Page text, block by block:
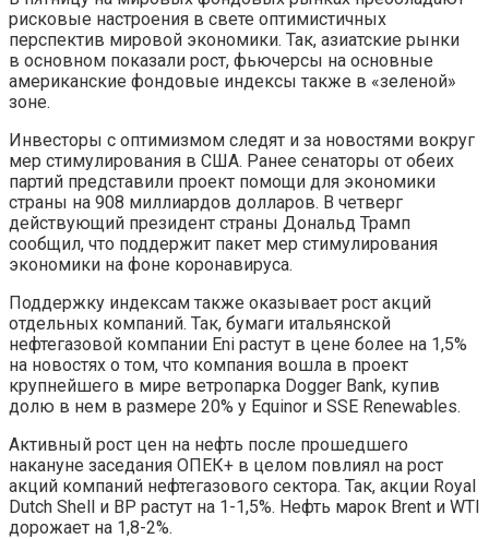
рисковые настроения в свете оптимистичных
перспектив мировой экономики. Так, азиатские рынки
в основном показали рост, фьючерсы на основные
американские фондовые индексы также в «зеленой»
зоне.
Инвесторы с оптимизмом следят и за новостями вокруг
мер стимулирования в США. Ранее сенаторы от обеих
партий представили проект помощи для экономики
страны на 908 миллиардов долларов. В четверг
действующий президент страны Дональд Трамп
сообщил, что поддержит пакет мер стимулирования
экономики на фоне коронавируса.
Поддержку индексам также оказывает рост акций
отдельных компаний. Так, бумаги итальянской
нефтегазовой компании Eni растут в цене более на 1,5%
на новостях о том, что компания вошла в проект
крупнейшего в мире ветропарка Dogger Bank, купив
долю в нем в размере 20% у Equinor и SSE Renewables.
Активный рост цен на нефть после прошедшего
накануне заседания ОПЕК+ в целом повлиял на рост
акций компаний нефтегазового сектора. Так, акции Royal
Dutch Shell и BP растут на 1-1,5%. Нефть марок Brent и WTI
дорожает на 1,8-2%.